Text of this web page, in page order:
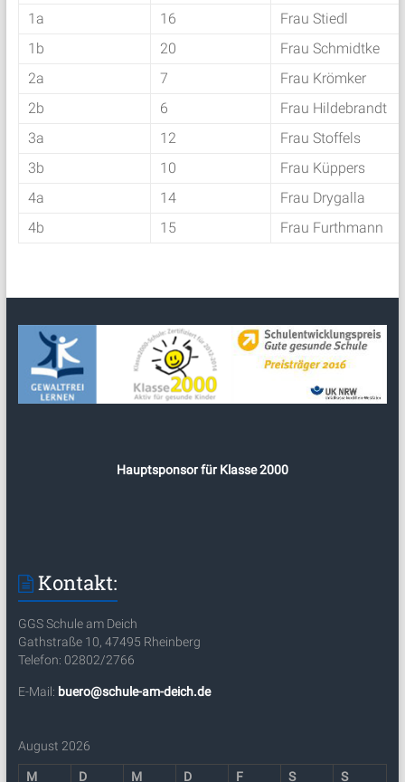
1a
16
Frau Stiedl
1b
20
Frau Schmidtke
2a
7
Frau Krömker
2b
6
Frau Hildebrandt
3a
12
Frau Stoffels
3b
10
Frau Küppers
4a
14
Frau Drygalla
4b
15 Frau Furthmann
Hauptsponsor für Klasse 2000
Kontakt:
GGS Schule am Deich
Gathstraße 10, 47495 Rheinberg
Telefon: 02802/2766
E-Mail: buero@schule-am-deich.de
August 2026
M D M D F S S